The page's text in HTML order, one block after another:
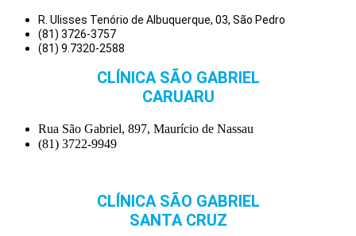
R. Ulisses Tenório de Albuquerque, 03, São Pedro
(81) 3726-3757
(81) 9.7320-2588
CLÍNICA SÃO GABRIEL
CARUARU
Rua São Gabriel, 897, Maurício de Nassau
(81) 3722-9949
CLÍNICA SÃO GABRIEL
SANTA CRUZ